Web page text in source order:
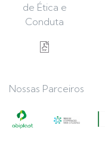
de Ética e
Conduta
Nossas Parceiros